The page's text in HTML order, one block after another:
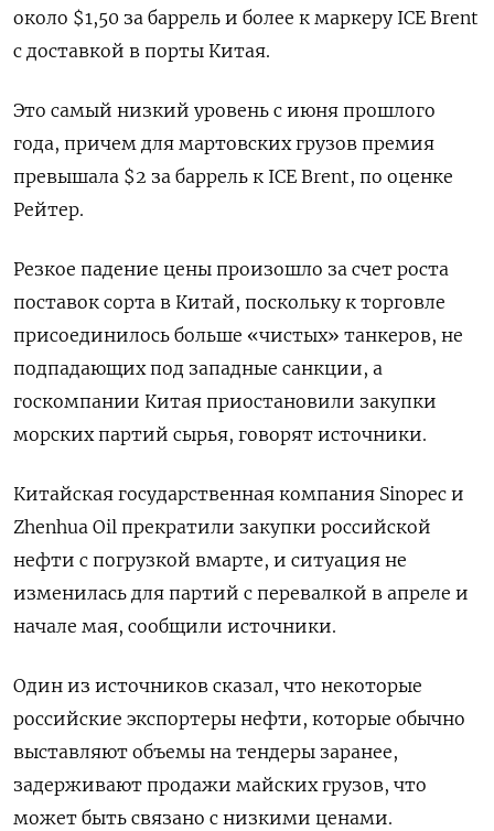
около $1,50 за баррель и более к маркеру ICE Brent
с доставкой в порты ​​Китая.
Это самый низкий уровень с июня прошлого
года, причем для мартовских грузов премия
превышала $2 за баррель к ICE Brent, по оценке
Рейтер.
Резкое падение цены произошло за счет роста
поставок сорта в Китай, поскольку к торговле
присоединилось больше «чистых» танкеров, не
подпадающих под западные санкции, а
госкомпании Китая приостановили закупки
морских партий сырья, говорят источники.
Китайская государственная компания Sinopec и
Zhenhua Oil прекратили закупки российской
нефти с погрузкой в ​​марте, и ситуация не
изменилась для партий с перевалкой в апреле и
начале мая, сообщили источники.
Один из источников сказал, что некоторые
российские экспортеры нефти, которые обычно
выставляют объемы на тендеры заранее,
задерживают продажи майских грузов, что
может быть связано с низкими ценами.